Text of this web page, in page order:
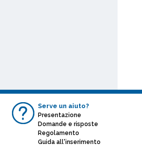
Serve un aiuto?
Presentazione
Domande e risposte
Regolamento
Guida all'inserimento